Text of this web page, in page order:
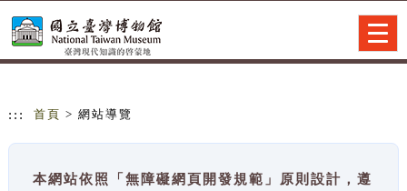
::: 首頁 > 網站導覽
本網站依照「無障礙網頁開發規範」原則設計，遵